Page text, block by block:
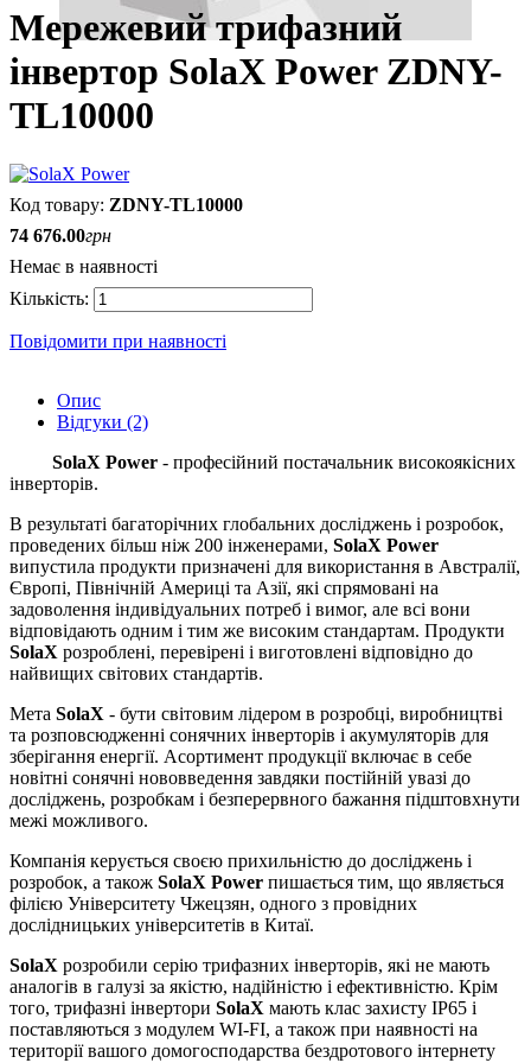
Мережевий трифазний
інвертор SolaX Power ZDNY-
TL10000
ZDNY-TL10000
74 676.00грн
Немає в наявності
Повідомити при наявності
Опис
Відгуки (2)
SolaX Power - професійний постачальник високоякісних
інверторів.
В результаті багаторічних глобальних досліджень і розробок,
проведених більш ніж 200 інженерами, SolaX Power
випустила продукти призначені для використання в Австралії,
Європі, Північній Америці та Азії, які спрямовані на
задоволення індивідуальних потреб і вимог, але всі вони
відповідають одним і тим же високим стандартам. Продукти
SolaX розроблені, перевірені і виготовлені відповідно до
найвищих світових стандартів.
Мета SolaX - бути світовим лідером в розробці, виробництві
та розповсюдженні сонячних інверторів і акумуляторів для
зберігання енергії. Асортимент продукції включає в себе
новітні сонячні нововведення завдяки постійній увазі до
досліджень, розробкам і безперервного бажання підштовхнути
межі можливого.
Компанія керується своєю прихильністю до досліджень і
розробок, а також SolaX Power пишається тим, що являється
філією Університету Чжецзян, одного з провідних
дослідницьких університетів в Китаї.
SolaX розробили серію трифазних інверторів, які не мають
аналогів в галузі за якістю, надійністю і ефективністю. Крім
того, трифазні інвертори SolaX мають клас захисту IP65 і
поставляються з модулем WI-FI, а також при наявності на
території вашого домогосподарства бездротового інтернету